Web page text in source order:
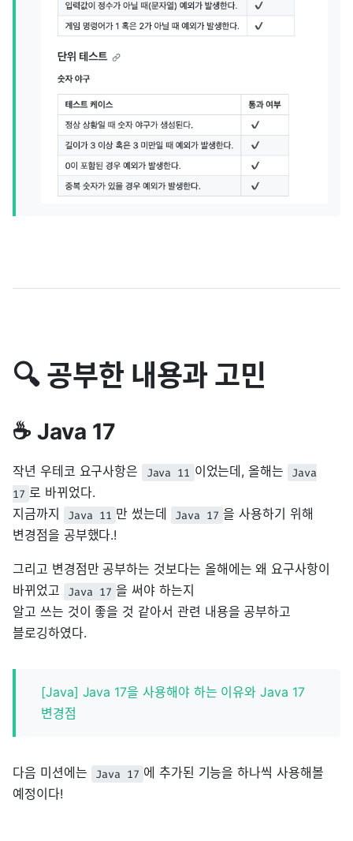
🔍 공부한 내용과 고민
☕️ Java 17
작년 우테코 요구사항은 Java 11 이었는데, 올해는
Java
17 로 바뀌었다.
지금까지
Java 11 만 썼는데 Java 17 을 사용하기 위해
변경점을 공부했다.!
그리고 변경점만 공부하는 것보다는 올해에는 왜 요구사항이
바뀌었고
Java 17 을 써야 하는지
알고 쓰는 것이 좋을 것 같아서 관련 내용을 공부하고
블로깅하였다.
[Java] Java 17을 사용해야 하는 이유와 Java 17
변경점
다음 미션에는 Java 17 에 추가된 기능을 하나씩 사용해볼
예정이다!